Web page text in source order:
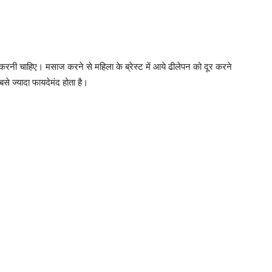
करनी चाहिए। मसाज करने से महिला के ब्रेस्ट में आये ढीलेपन को दूर करने
फायदेमंद होता है।